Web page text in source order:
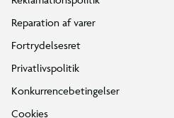
Tilbud på legetøj
Restsalg på legetøj
Gavevælger
Ønskelisten
Gaveindpakning